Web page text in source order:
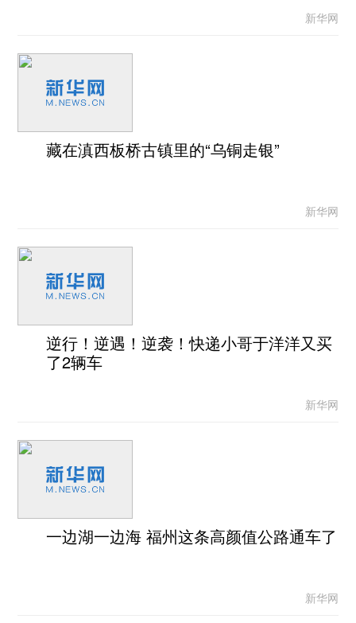
新华网
藏在滇西板桥古镇里的“乌铜走银”
新华网
逆行！逆遇！逆袭！快递小哥于洋洋又买
了2辆车
新华网
一边湖一边海 福州这条高颜值公路通车了
新华网